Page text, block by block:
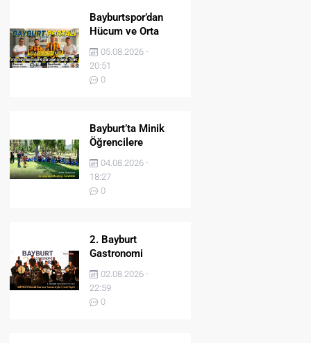
Bayburtspor’dan
Hücum ve Orta
Sahaya İki Önemli
Takviye
05.08.2026 -
20:51
0
Bayburt’ta Minik
Öğrencilere
Jandarma Mesleği
Tanıtıldı
04.08.2026 -
18:27
0
2. Bayburt
Gastronomi
Festivali BAYDER
Müzik Korosu
Konseriyle Final
Yaptı
02.08.2026 -
22:59
0